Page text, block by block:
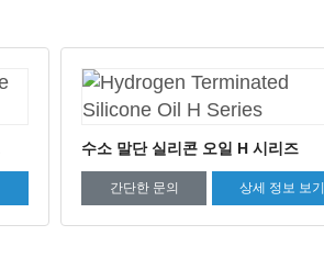
수소 종단 실리콘 오일 HL 시리즈
간단한 문의 상세 정보 보기